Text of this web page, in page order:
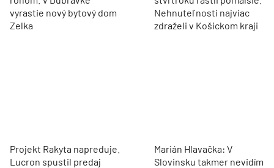
vyrastie nový bytový dom
Zelka
Nehnuteľnosti najviac
zdraželi v Košickom kraji
Projekt Rakyta napreduje.
Lucron spustil predaj
Marián Hlavačka: V
Slovinsku takmer nevidím